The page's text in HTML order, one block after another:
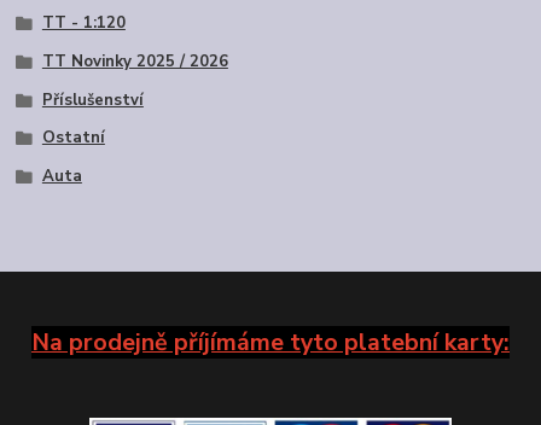
TT - 1:120
TT Novinky 2025 / 2026
Příslušenství
Ostatní
Auta
Na prodejně příjímáme tyto platební karty: